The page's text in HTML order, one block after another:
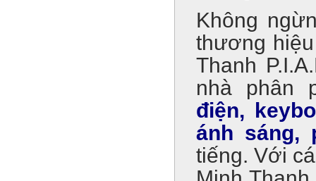
Không
thương
Thanh
nhà phân
điện,
ánh sáng,
tiếng. Với